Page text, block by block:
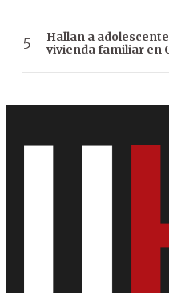
Hallan a
vivienda familiar en